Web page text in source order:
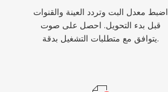
اضبط معدل البت وتردد العينة والقنوات
قبل بدء التحويل. احصل على صوت
يتوافق مع متطلبات التشغيل بدقة.